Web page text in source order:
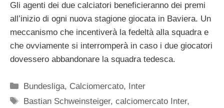
Gli agenti dei due calciatori beneficieranno dei premi
all’inizio di ogni nuova stagione giocata in Baviera. Un
meccanismo che incentiverà la fedeltà alla squadra e
che ovviamente si interromperà in caso i due giocatori
dovessero abbandonare la squadra tedesca.
Categorie
Bundesliga, Calciomercato, Inter
Tag
Bastian Schweinsteiger,calciomercato Inter,